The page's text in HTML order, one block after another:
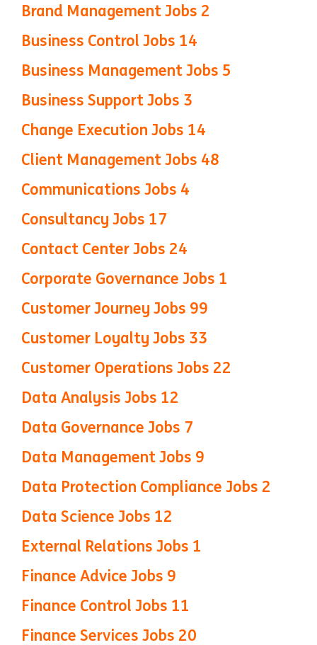
Brand Management Jobs 2
Business Control Jobs 14
Business Management Jobs 5
Business Support Jobs 3
Change Execution Jobs 14
Client Management Jobs 48
Communications Jobs 4
Consultancy Jobs 17
Contact Center Jobs 24
Corporate Governance Jobs 1
Customer Journey Jobs 99
Customer Loyalty Jobs 33
Customer Operations Jobs 22
Data Analysis Jobs 12
Data Governance Jobs 7
Data Management Jobs 9
Data Protection Compliance Jobs 2
Data Science Jobs 12
External Relations Jobs 1
Finance Advice Jobs 9
Finance Control Jobs 11
Finance Services Jobs 20